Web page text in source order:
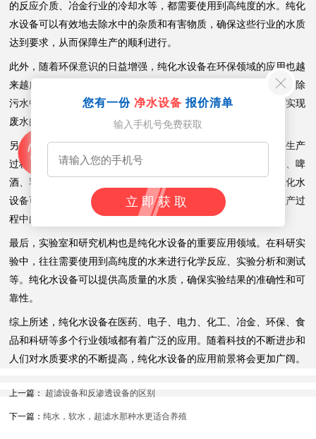
的反应介质、冶金行业的冷却水等，都需要使用到高纯度的水。纯化
水设备可以有效地去除水中的杂质和有害物质，确保这些行业的水质
达到要求，从而保障生产的顺利进行。
此外，随着环保意识的日益增强，纯化水设备在环保领域的应用也越
来越广泛。例如，在污水处理和废水回用方面，纯化水设备可以去除
污水中的有害物质和细菌，使其达到排放标准或回用标准，从而实现
废水的资源化利用和减少环境污染。
另外，食品行业也是纯化水设备的重要应用领域之一。在食品的生产
过程中，水质的好坏直接影响到产品的质量和口感。例如，饮料、啤
酒、乳制品等食品的生产过程中，都需要使用到高纯度的水。纯化水
设备可以去除水中的细菌、病毒和寄生虫等微生物，确保食品生产过
程中的水质安全，从而保障食品的质量和口感。
最后，实验室和研究机构也是纯化水设备的重要应用领域。在科研实
验中，往往需要使用到高纯度的水来进行化学反应、实验分析和测试
等。纯化水设备可以提供高质量的水质，确保实验结果的准确性和可
靠性。
综上所述，纯化水设备在医药、电子、电力、化工、冶金、环保、食
品和科研等多个行业领域都有着广泛的应用。随着科技的不断进步和
人们对水质要求的不断提高，纯化水设备的应用前景将会更加广阔。
上一篇： 超滤设备和反渗透设备的区别
下一篇：纯水，软水，超滤水那种水更适合养殖
您有一份 净水设备 报价清单
输入手机号免费获取
立即获取